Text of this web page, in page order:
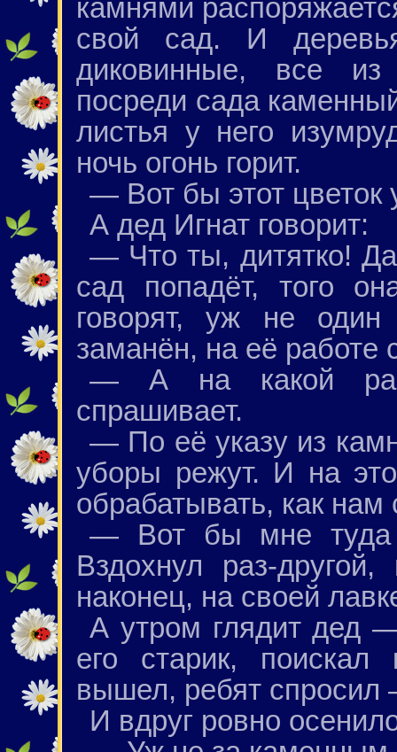
камнями
свой сад. И
диковинные, все
посреди сада
листья у него
ночь огонь горит.
— Вот бы этот
А дед Игнат говорит:
— Что ты, дитятко! Да
сад попадёт, того
говорят, уж не
заманён, на её работе
— А на какой
спрашивает.
— По её указу из
уборы режут. И на
обрабатывать, как
— Вот бы мне туда
Вздохнул раз-
наконец, на своей
А утром глядит дед
его старик,
вышел, ребят спросил
И вдруг ровно